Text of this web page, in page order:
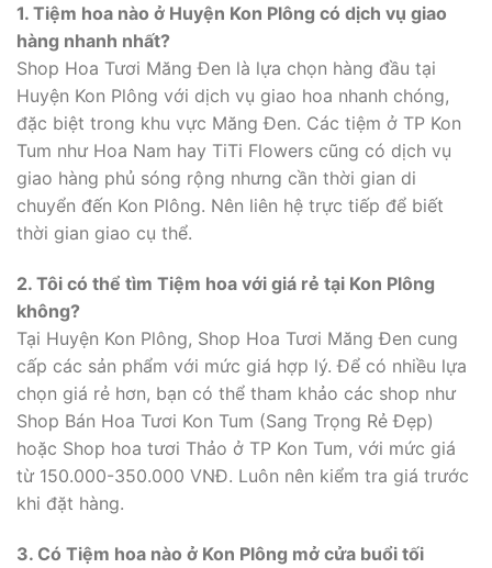
1. Tiệm hoa nào ở Huyện Kon Plông có dịch vụ giao
hàng nhanh nhất?
Shop Hoa Tươi Măng Đen là lựa chọn hàng đầu tại
Huyện Kon Plông với dịch vụ giao hoa nhanh chóng,
đặc biệt trong khu vực Măng Đen. Các tiệm ở TP Kon
Tum như Hoa Nam hay TiTi Flowers cũng có dịch vụ
giao hàng phủ sóng rộng nhưng cần thời gian di
chuyển đến Kon Plông. Nên liên hệ trực tiếp để biết
thời gian giao cụ thể.
2. Tôi có thể tìm Tiệm hoa với giá rẻ tại Kon Plông
không?
Tại Huyện Kon Plông, Shop Hoa Tươi Măng Đen cung
cấp các sản phẩm với mức giá hợp lý. Để có nhiều lựa
chọn giá rẻ hơn, bạn có thể tham khảo các shop như
Shop Bán Hoa Tươi Kon Tum (Sang Trọng Rẻ Đẹp)
hoặc Shop hoa tươi Thảo ở TP Kon Tum, với mức giá
từ 150.000-350.000 VNĐ. Luôn nên kiểm tra giá trước
khi đặt hàng.
3. Có Tiệm hoa nào ở Kon Plông mở cửa buổi tối